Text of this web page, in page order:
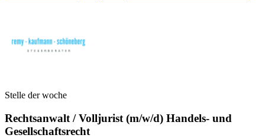
Stelle der woche
Rechtsanwalt / Volljurist (m/w/d) Handels- und
Gesellschaftsrecht